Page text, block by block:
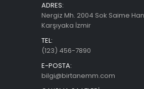
ADRES:
Nergiz Mh. 2004 Sok Saime
Karşıyaka İzmir
TEL:
(123) 456-7890
E-POSTA:
bilgi@birtanemm.com